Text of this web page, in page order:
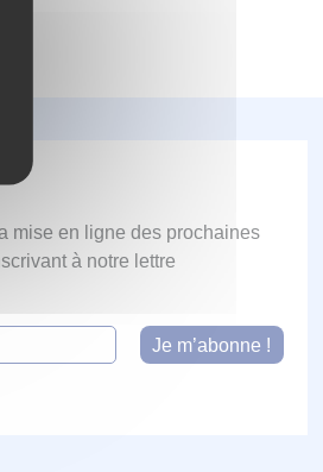
mise en ligne des prochaines
à notre lettre